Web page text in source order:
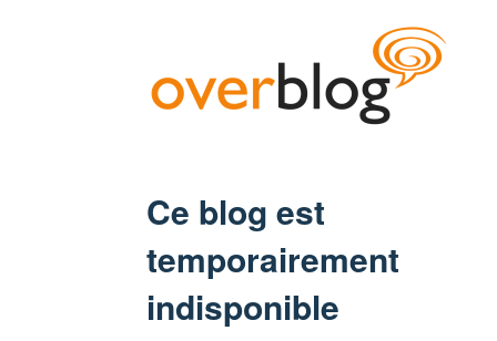
Ce blog est
temporairement
indisponible